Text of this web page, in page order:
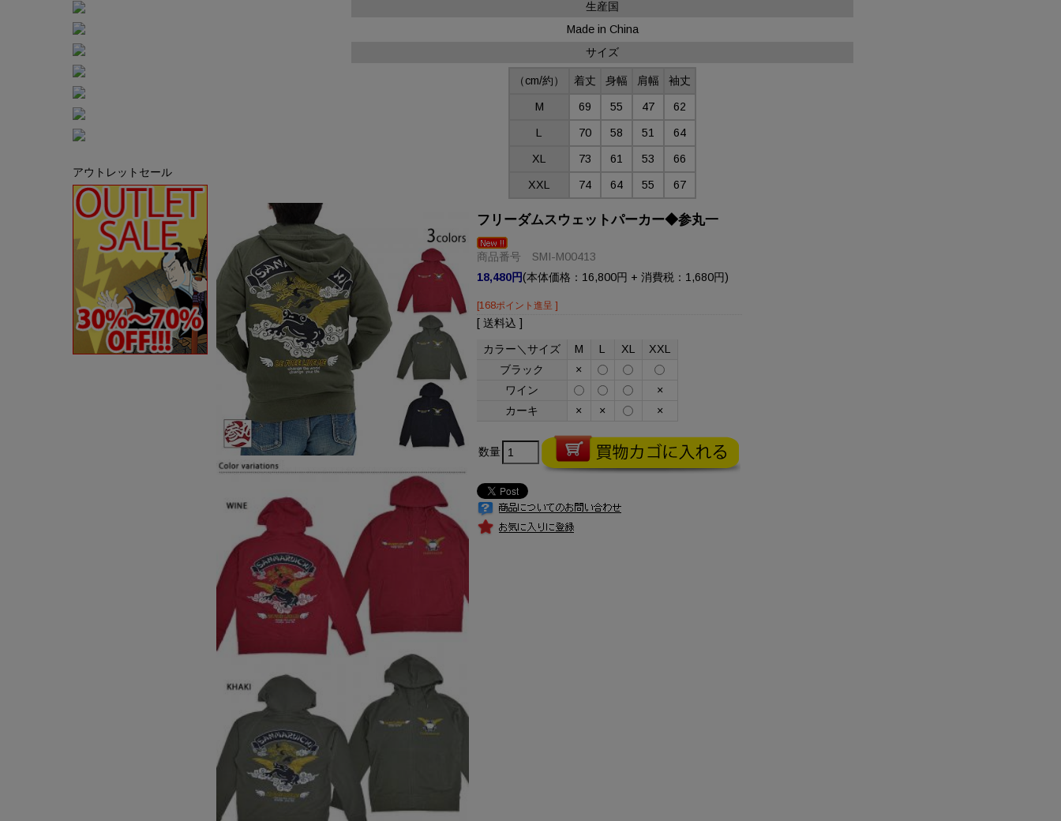
アウトレットセール
生産国
Made in China
サイズ
（cm/約） 着丈 身幅 肩幅 袖丈
M 69 55 47 62
L 70 58 51 64
XL 73 61 53 66
XXL 74 64 55 67
フリーダムスウェットパーカー◆参丸一
商品番号 SMI-M00413
18,480円(本体価格：16,800円 + 消費税：1,680円)
[168ポイント進呈 ]
[ 送料込 ]
カラー＼サイズ M L XL
XXL
ブラック
×
ワイン
×
カーキ
× × ×
数量